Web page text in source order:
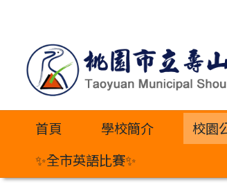
內
首頁 學校簡介 校園
✨全市英語比賽✨